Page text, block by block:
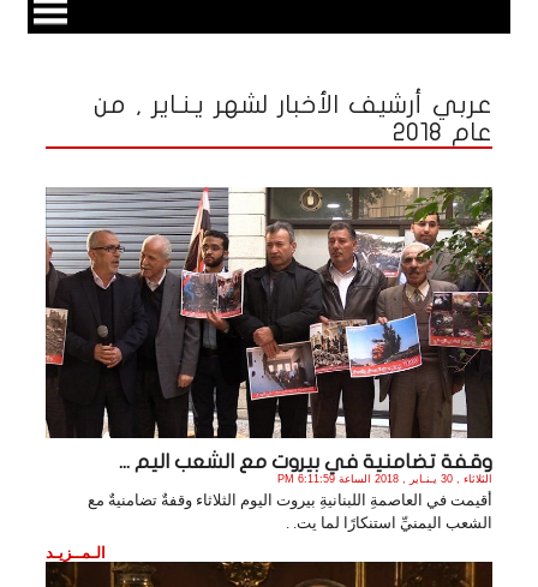
عربي أرشيف الأخبار لشهر يـنـاير , من
عام 2018
وقفة تضامنية في بيروت مع الشعب اليم ...
الثلاثاء , 30 يـنـاير , 2018 الساعة 6:11:59 PM
أقيمت في العاصمةِ اللبنانيةِ بيروت اليوم الثلاثاء وقفةٌ تضامنيةٌ مع
الشعب اليمنيِّ استنكارًا لما يت. .
الـمــزيـد